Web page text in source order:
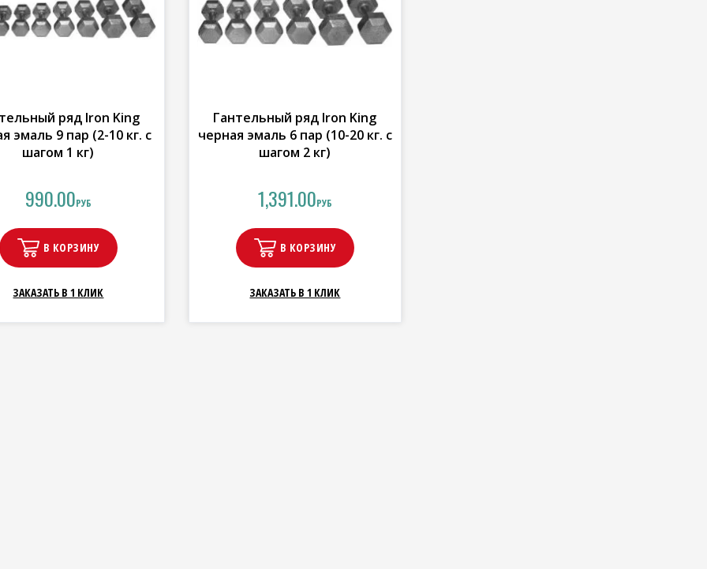
ряд Iron King
эмаль 9 пар (2-10 кг. с
шагом 1 кг)
990.00РУБ
В КОРЗИНУ
ЗАКАЗАТЬ В 1 КЛИК
Гантельный ряд Iron King
черная эмаль 6 пар (10-20 кг. с
шагом 2 кг)
1,391.00РУБ
В КОРЗИНУ
ЗАКАЗАТЬ В 1 КЛИК